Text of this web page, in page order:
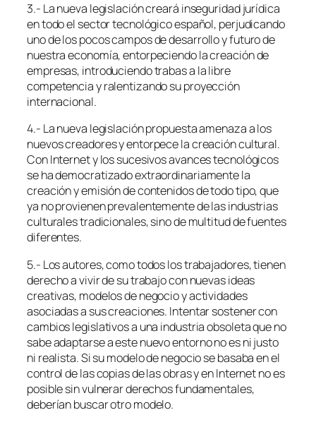
3.- La nueva legislación creará inseguridad jurídica
en todo el sector tecnológico español, perjudicando
uno de los pocos campos de desarrollo y futuro de
nuestra economía, entorpeciendo la creación de
empresas, introduciendo trabas a la libre
competencia y ralentizando su proyección
internacional.
4.- La nueva legislación propuesta amenaza a los
nuevos creadores y entorpece la creación cultural.
Con Internet y los sucesivos avances tecnológicos
se ha democratizado extraordinariamente la
creación y emisión de contenidos de todo tipo, que
ya no provienen prevalentemente de las industrias
culturales tradicionales, sino de multitud de fuentes
diferentes.
5.- Los autores, como todos los trabajadores, tienen
derecho a vivir de su trabajo con nuevas ideas
creativas, modelos de negocio y actividades
asociadas a sus creaciones. Intentar sostener con
cambios legislativos a una industria obsoleta que no
sabe adaptarse a este nuevo entorno no es ni justo
ni realista. Si su modelo de negocio se basaba en el
control de las copias de las obras y en Internet no es
posible sin vulnerar derechos fundamentales,
deberían buscar otro modelo.